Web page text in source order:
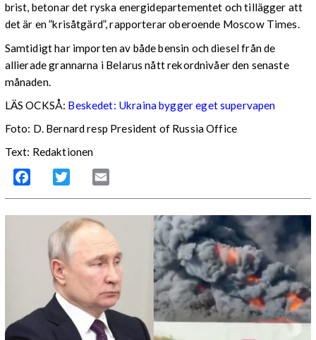
brist, betonar det ryska energidepartementet och tillägger att
det är en ”krisåtgärd”, rapporterar oberoende Moscow Times.
Samtidigt har importen av både bensin och diesel från de
allierade grannarna i Belarus nått rekordnivåer den senaste
månaden.
LÄS OCKSÅ: Beskedet: Ukraina bygger eget supervapen
Foto: D. Bernard resp President of Russia Office
Text: Redaktionen
Facebook Twitter